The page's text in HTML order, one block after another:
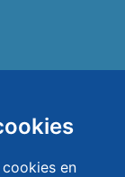
en
en Twente